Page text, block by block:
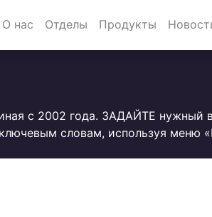
О нас Отделы Продукты
с 2002 года. ЗАДАЙТЕ нужный
словам, используя меню